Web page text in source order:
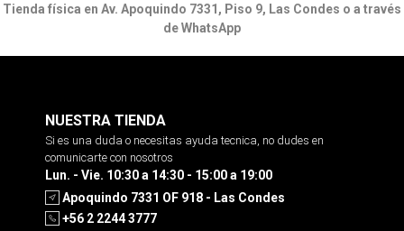
Tienda física en Av. Apoquindo 7331, Piso 9, Las Condes o a través
de WhatsApp
NUESTRA TIENDA
Si es una duda o necesitas ayuda tecnica, no dudes en
comunicarte con nosotros
Lun. - Vie. 10:30 a 14:30 - 15:00 a 19:00
Apoquindo 7331 OF 918 - Las Condes
+56 2 2244 3777